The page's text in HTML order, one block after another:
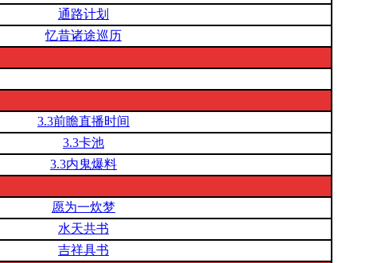
通路计划
忆昔诸途巡历
3.3前瞻直播时间
3.3卡池
3.3内鬼爆料
愿为一炊梦
水天共书
吉祥具书